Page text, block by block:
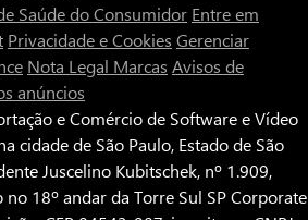
Saúde do Consumidor Entre em
Privacidade e Cookies Gerenciar
Nota Legal Marcas Avisos de
anúncios
e Comércio de Software e Vídeo
cidade de São Paulo, Estado de São
Juscelino Kubitschek, nº 1.909,
18º andar da Torre Sul SP Corporate